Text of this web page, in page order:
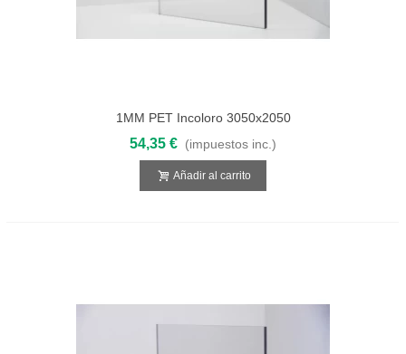
1MM PET Incoloro 3050x2050
54,35 € (impuestos inc.)
Añadir al carrito